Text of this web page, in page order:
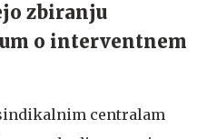
zbiranju
o interventnem
centralam